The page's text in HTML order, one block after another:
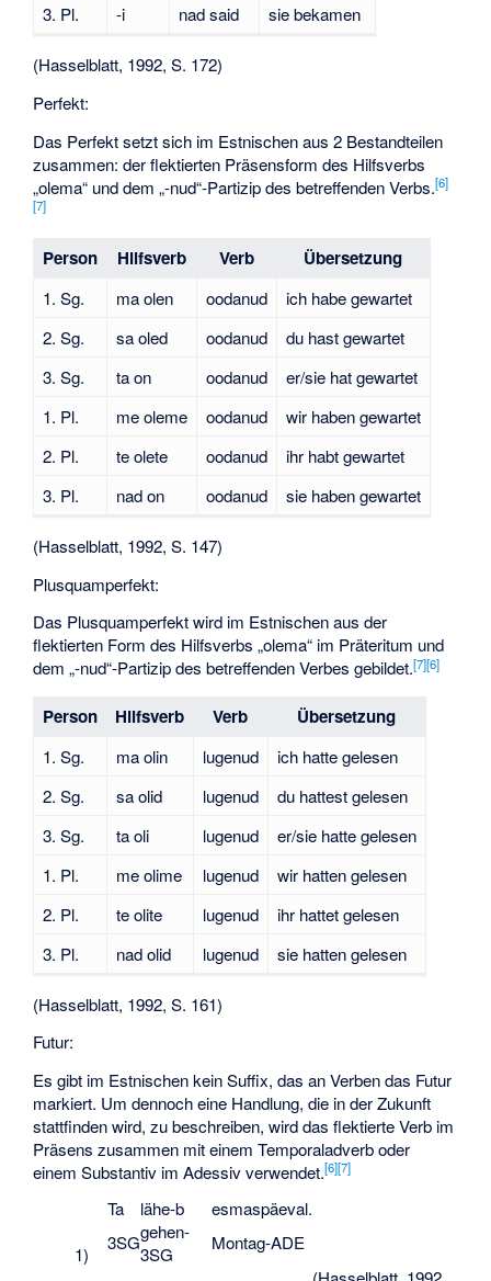
3. Pl.
-i nad said sie bekamen
(Hasselblatt, 1992, S. 172)
Perfekt:
Das Perfekt setzt sich im Estnischen aus 2 Bestandteilen
zusammen: der flektierten Präsensform des Hilfsverbs
„olema“ und dem „-nud“-Partizip des betreffenden Verbs.[6]
[7]
Person Hilfsverb Verb Übersetzung
1. Sg. ma olen oodanud
ich habe gewartet
2. Sg.
sa oled oodanud
du hast gewartet
3. Sg.
ta on oodanud
er/sie hat gewartet
1. Pl.
me oleme oodanud
wir haben gewartet
2. Pl.
te olete oodanud
ihr habt gewartet
3. Pl.
nad on oodanud sie haben gewartet
(Hasselblatt, 1992, S. 147)
Plusquamperfekt:
Das Plusquamperfekt wird im Estnischen aus der
flektierten Form des Hilfsverbs „olema“ im Präteritum und
dem „-nud“-Partizip des betreffenden Verbes gebildet.[7][6]
Person Hilfsverb Verb Übersetzung
1. Sg. ma olin lugenud
ich hatte gelesen
2. Sg.
sa olid lugenud
du hattest gelesen
3. Sg.
ta oli lugenud
er/sie hatte gelesen
1. Pl.
me olime lugenud
wir hatten gelesen
2. Pl.
te olite lugenud
ihr hattet gelesen
3. Pl.
nad olid lugenud sie hatten gelesen
(Hasselblatt, 1992, S. 161)
Futur:
Es gibt im Estnischen kein Suffix, das an Verben das Futur
markiert. Um dennoch eine Handlung, die in der Zukunft
stattfinden wird, zu beschreiben, wird das flektierte Verb im
Präsens zusammen mit einem Temporaladverb oder
einem Substantiv im Adessiv verwendet.[6][7]
1)
Ta lähe-b
esmaspäeval.
3SGgehen-
3SG
Montag-ADE